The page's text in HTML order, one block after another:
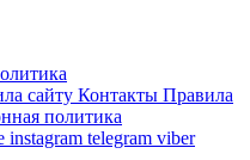
сайту Контакты Правила
политика
instagram telegram viber